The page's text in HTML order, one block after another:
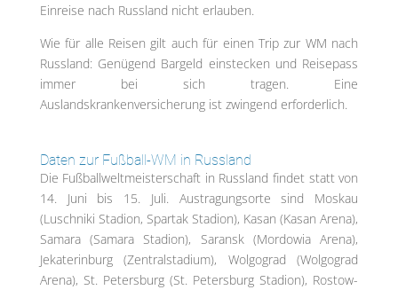
Einreise nach Russland nicht erlauben.
Wie für alle Reisen gilt auch für einen Trip zur WM nach
Russland: Genügend Bargeld einstecken und Reisepass
immer bei sich tragen. Eine
Auslandskrankenversicherung ist zwingend erforderlich.
Daten zur Fußball-WM in Russland
Die Fußballweltmeisterschaft in Russland findet statt von
14. Juni bis 15. Juli. Austragungsorte sind Moskau
(Luschniki Stadion, Spartak Stadion), Kasan (Kasan Arena),
Samara (Samara Stadion), Saransk (Mordowia Arena),
Jekaterinburg (Zentralstadium), Wolgograd (Wolgograd
Arena), St. Petersburg (St. Petersburg Stadion), Rostow-